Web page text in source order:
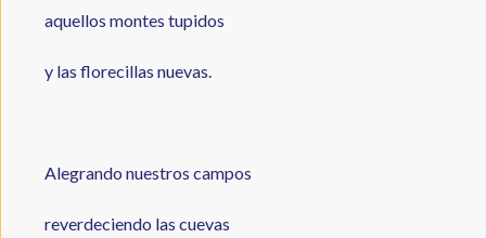
aquellos montes tupidos
y las florecillas nuevas.
Alegrando nuestros campos
reverdeciendo las cuevas